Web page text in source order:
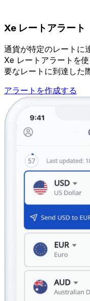
Xe レートアラート
通貨が特定のレートに
Xe レートアラートを
要なレートに到達した
アラートを作成する